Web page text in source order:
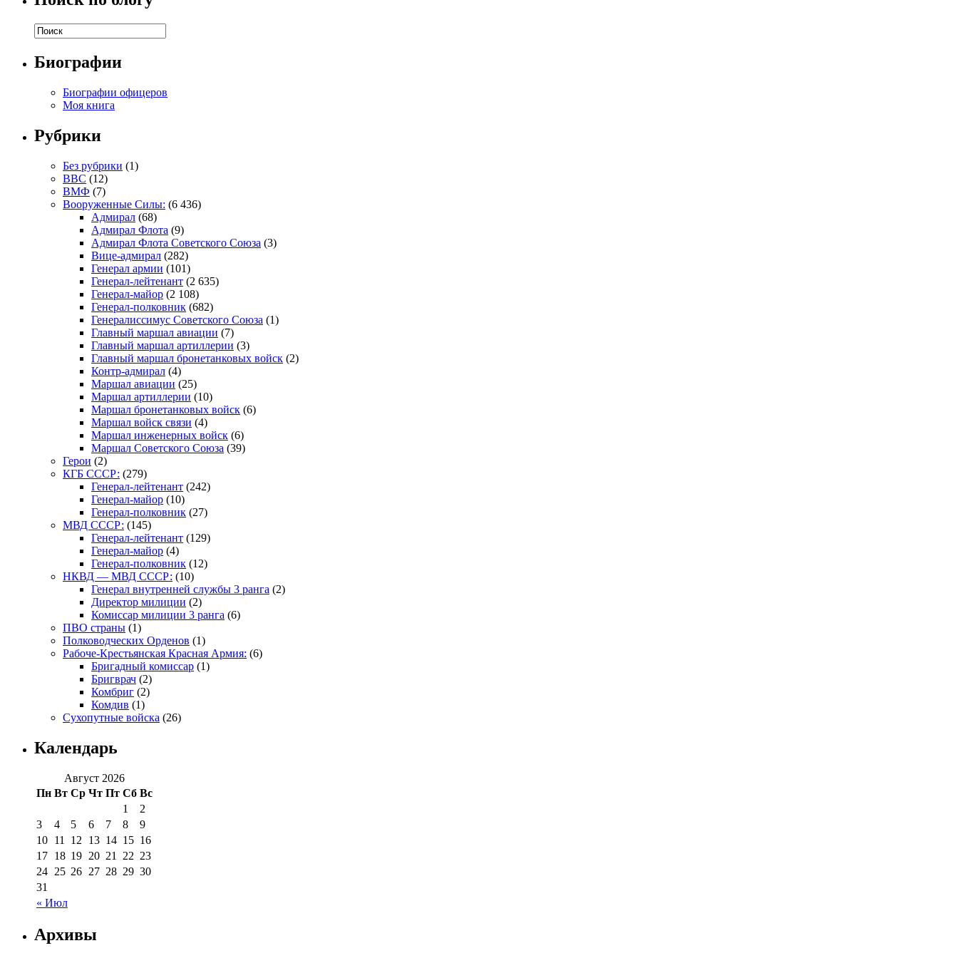
Биографии
Биографии офицеров
Моя книга
Рубрики
Без рубрики (1)
ВВС (12)
ВМФ (7)
Вооруженные Силы: (6 436)
Адмирал (68)
Адмирал Флота (9)
Адмирал Флота Советского Союза (3)
Вице-адмирал (282)
Генерал армии (101)
Генерал-лейтенант (2 635)
Генерал-майор (2 108)
Генерал-полковник (682)
Генералиссимус Советского Союза (1)
Главный маршал авиации (7)
Главный маршал артиллерии (3)
Главный маршал бронетанковых войск (2)
Контр-адмирал (4)
Маршал авиации (25)
Маршал артиллерии (10)
Маршал бронетанковых войск (6)
Маршал войск связи (4)
Маршал инженерных войск (6)
Маршал Советского Союза (39)
Герои (2)
КГБ СССР: (279)
Генерал-лейтенант (242)
Генерал-майор (10)
Генерал-полковник (27)
МВД СССР: (145)
Генерал-лейтенант (129)
Генерал-майор (4)
Генерал-полковник (12)
НКВД — МВД СССР: (10)
Генерал внутренней службы 3 ранга (2)
Директор милиции (2)
Комиссар милиции 3 ранга (6)
ПВО страны (1)
Полководческих Орденов (1)
Рабоче-Крестьянская Красная Армия: (6)
Бригадный комиссар (1)
Бригврач (2)
Комбриг (2)
Комдив (1)
Сухопутные войска (26)
Календарь
Август 2026
Пн Вт Ср Чт Пт Сб Вс
« Июл
1
2
3
4 5 6 7 8
9
10 11 12 13 14 15 16
17 18 19 20 21 22 23
24 25 26 27 28 29 30
31
Архивы